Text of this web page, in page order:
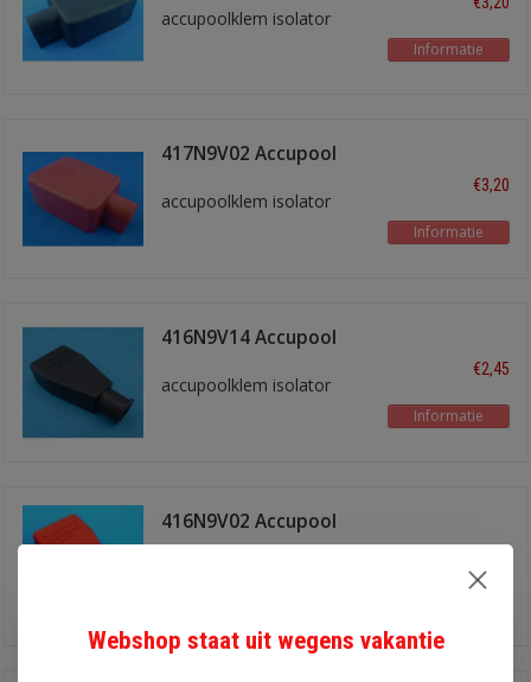
accupoolklem isolator
Informatie
417N9V02 Accupool
accupoolklem isolator
€3,20
Informatie
416N9V14 Accupool
accupoolklem isolator
€2,45
Informatie
416N9V02 Accupool
isol. Rood
Webshop staat uit wegens vakantie